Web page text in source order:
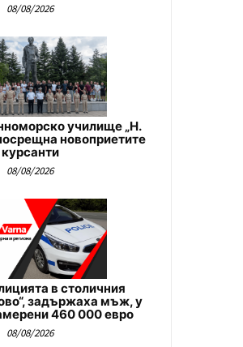
08/08/2026
училище „Н.
новоприетите
курсанти
08/08/2026
в столичния
задържаха мъж, у
460 000 евро
08/08/2026